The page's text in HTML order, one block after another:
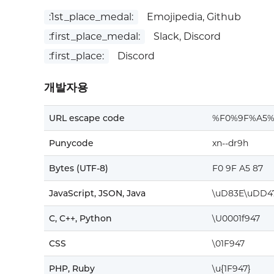
:1st_place_medal:
Emojipedia, Github
:first_place_medal:
Slack, Discord
:first_place:
Discord
개발자용
URL escape code
Punycode xn--dr9h
Bytes (UTF-8) F0 9F A5 87
JavaScript, JSON, Java
C, C++, Python \U0001f947
CSS \01F947
PHP, Ruby \u{1F947}